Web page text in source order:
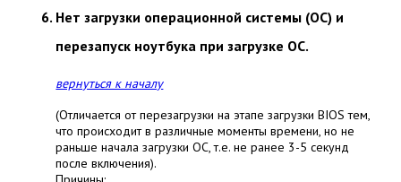
Нет загрузки операционной системы (ОС) и
перезапуск ноутбука при загрузке ОС.
вернуться к началу
(Отличается от перезагрузки на этапе загрузки BIOS тем,
что происходит в различные моменты времени, но не
раньше начала загрузки ОС, т.е. не ранее 3-5 секунд
после включения).